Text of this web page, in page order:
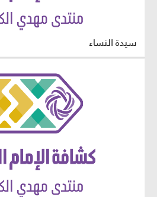
سيدة النساء